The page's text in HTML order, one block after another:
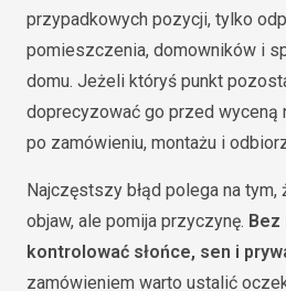
przypadkowych pozycji, tylko
pomieszczenia, domowników i
domu. Jeżeli któryś punkt
doprecyzować go przed wyceną
po zamówieniu, montażu i
Najczęstszy błąd polega na
objaw, ale pomija przyczynę. Bez
kontrolować słońce, sen i
zamówieniem warto ustalić